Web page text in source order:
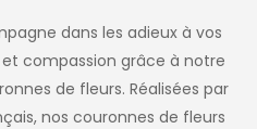
dans les adieux à vos
compassion grâce à notre
de fleurs. Réalisées par
nos couronnes de fleurs